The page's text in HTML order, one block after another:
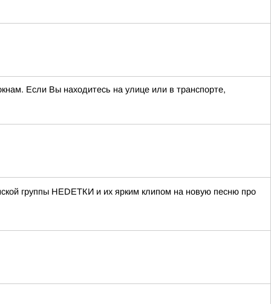
Если Вы находитесь на улице или в транспорте,
группы НЕDЕТКИ и их ярким клипом на новую песню про